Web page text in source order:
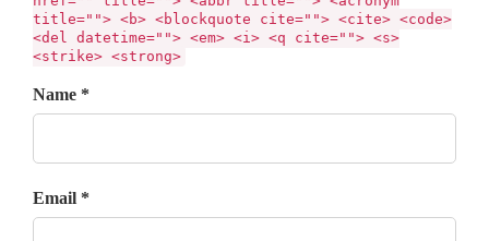
title=""> <b> <blockquote cite=""> <cite> <code>
<del datetime=""> <em> <i> <q cite=""> <s>
<strike> <strong>
Name *
Email *